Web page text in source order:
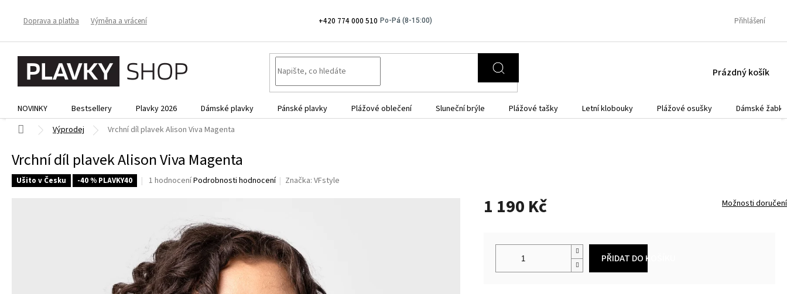
+420 774 000 510
Doprava a platba Výměna a vrácení Přihlášení
NÁKUPNÍ
Prázdný košík
NOVINKY Bestsellery Plavky 2026 Dámské plavky Pánské plavky Plážové oblečení Sluneční brýle Plážové tašky Letní klobouky Plážové osušky
Dámské žabky
Domů
Výprodej Vrchní díl plavek Alison Viva Magenta
Vrchní díl plavek Alison Viva Magenta
Ušito v Česku -40 % PLAVKY40
Průměrné
hvězdiček.
1 hodnoceníPodrobnosti hodnocení Značka:VFstyle
1 190 Kč Možnosti doručení
PŘIDAT DO KOŠÍKU